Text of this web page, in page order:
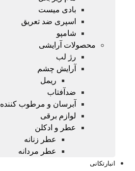
بادی میست
اسپری ضد تعریق
شامپو
محصولات آرایشی
رژ لب
آرایش چشم
ریمل
ضدآفتاب
آبرسان و مرطوب کننده
لوازم برقی
عطر و ادکلن
عطر زنانه
عطر مردانه
انبارتکانی